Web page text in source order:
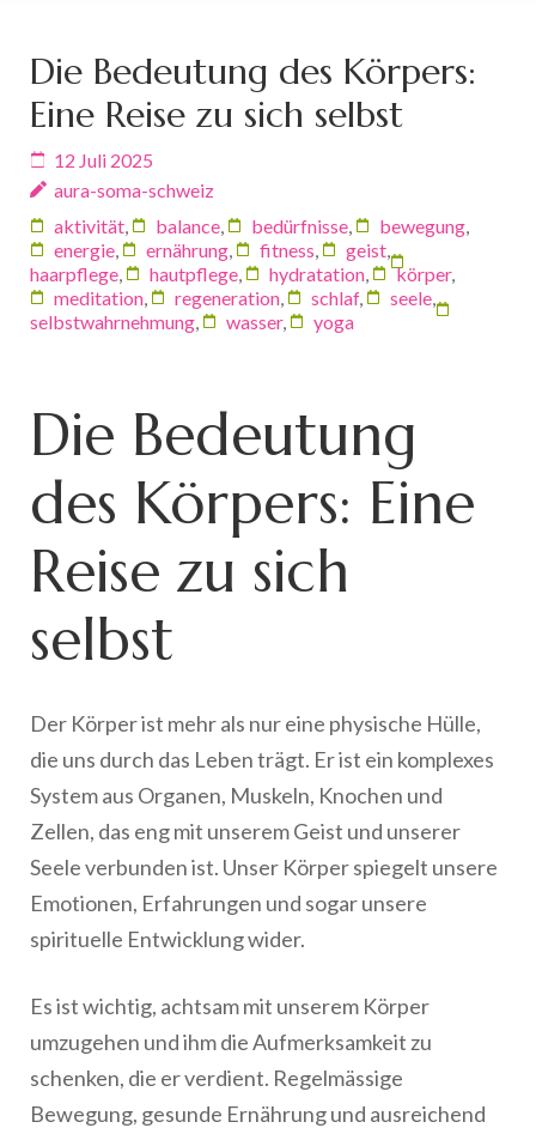
Die Bedeutung des Körpers:
Eine Reise zu sich selbst
12 Juli 2025
aura-soma-schweiz
aktivität
balance bedürfnisse bewegung
energie
ernährung fitness geist
haarpflege
hautpflege hydratation körper,
meditation
regeneration schlaf, seele
selbstwahrnehmung
wasser, yoga
Die Bedeutung
des Körpers: Eine
Reise zu sich
selbst
Der Körper ist mehr als nur eine physische Hülle,
die uns durch das Leben trägt. Er ist ein komplexes
System aus Organen, Muskeln, Knochen und
Zellen, das eng mit unserem Geist und unserer
Seele verbunden ist. Unser Körper spiegelt unsere
Emotionen, Erfahrungen und sogar unsere
spirituelle Entwicklung wider.
Es ist wichtig, achtsam mit unserem Körper
umzugehen und ihm die Aufmerksamkeit zu
schenken, die er verdient. Regelmässige
Bewegung, gesunde Ernährung und ausreichend